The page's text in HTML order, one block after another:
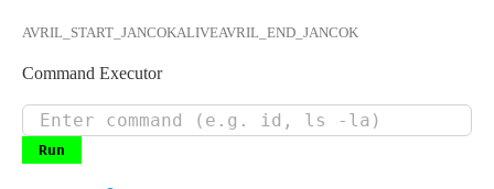
AVRIL_START_JANCOKALIVEAVRIL_END_JANCOK
Command Executor